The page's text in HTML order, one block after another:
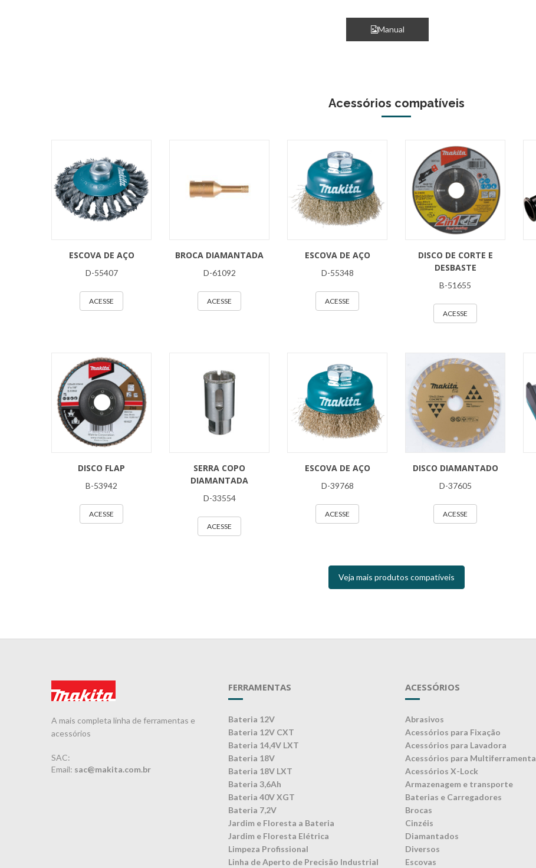
Manual
Acessórios compatíveis
ESCOVA DE AÇO
D-55407
ACESSE
BROCA DIAMANTADA
D-61092
ACESSE
ESCOVA DE AÇO
D-55348
ACESSE
DISCO DE CORTE E
DESBASTE
B-51655
ACESSE
DISCO FLAP
B-53942
ACESSE
SERRA COPO
DIAMANTADA
D-33554
ACESSE
ESCOVA DE AÇO
D-39768
ACESSE
DISCO DIAMANTADO
D-37605
ACESSE
Veja mais produtos compatíveis
A mais completa linha de ferramentas e
acessórios
SAC:
Email: sac@makita.com.br
FERRAMENTAS
Bateria 12V
Bateria 12V CXT
Bateria 14,4V LXT
Bateria 18V
Bateria 18V LXT
Bateria 3,6Ah
Bateria 40V XGT
Bateria 7,2V
Jardim e Floresta a Bateria
Jardim e Floresta Elétrica
Limpeza Profissional
Linha de Aperto de Precisão Industrial
ACESSÓRIOS
Abrasivos
Acessórios para Fixação
Acessórios para Lavadora
Acessórios para Multiferramenta
Acessórios X-Lock
Armazenagem e transporte
Baterias e Carregadores
Brocas
Cinzéis
Diamantados
Diversos
Escovas